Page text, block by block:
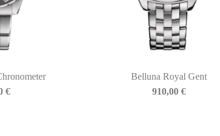
€
Belluna Royal Gent
910,00 €